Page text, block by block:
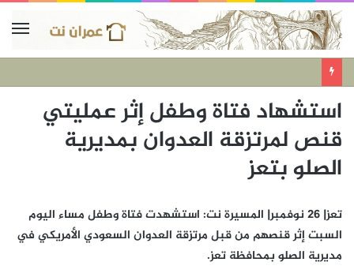
استشهاد فتاة وطفل إثر عمليتي
قنص لمرتزقة العدوان بمديرية
الصلو بتعز
تعز| 26 نوفمبر| المسيرة نت: استشهدت فتاة وطفل مساء اليوم
السبت إثر قنصهم من قبل مرتزقة العدوان السعودي الأمريكي في
مديرية الصلو بمحافظة تعز.